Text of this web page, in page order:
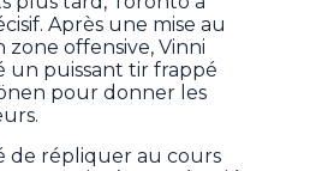
Après une mise au
offensive, Vinni
un puissant tir frappé
pour donner les
de répliquer au cours